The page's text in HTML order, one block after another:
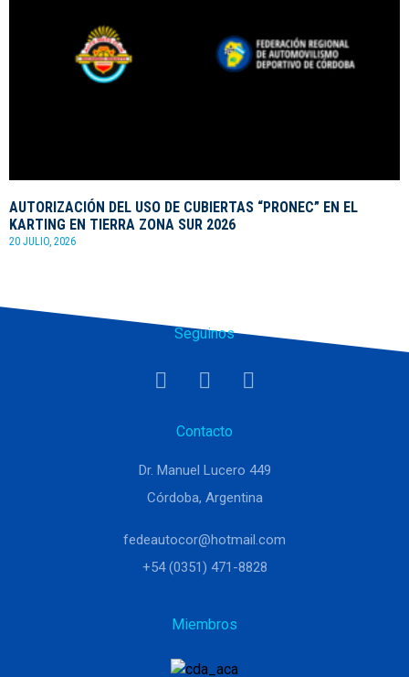
AUTORIZACIÓN DEL USO DE CUBIERTAS “PRONEC” EN EL
KARTING EN TIERRA ZONA SUR 2026
20 JULIO, 2026
Seguinos
Contacto
Dr. Manuel Lucero 449
Córdoba, Argentina
fedeautocor@hotmail.com
+54 (0351) 471-8828
Miembros